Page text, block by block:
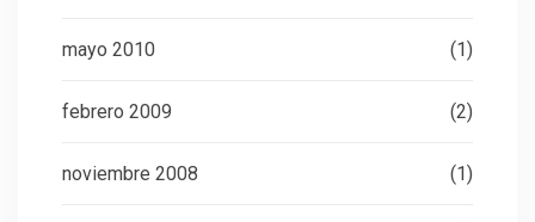
mayo 2010 (1)
febrero 2009 (2)
noviembre 2008 (1)